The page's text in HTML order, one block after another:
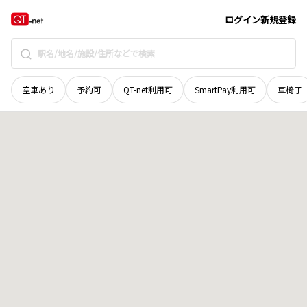
ログイン新規登録
空車あり 予約可 QT-net利用可 SmartPay利用可 車椅子
島根県